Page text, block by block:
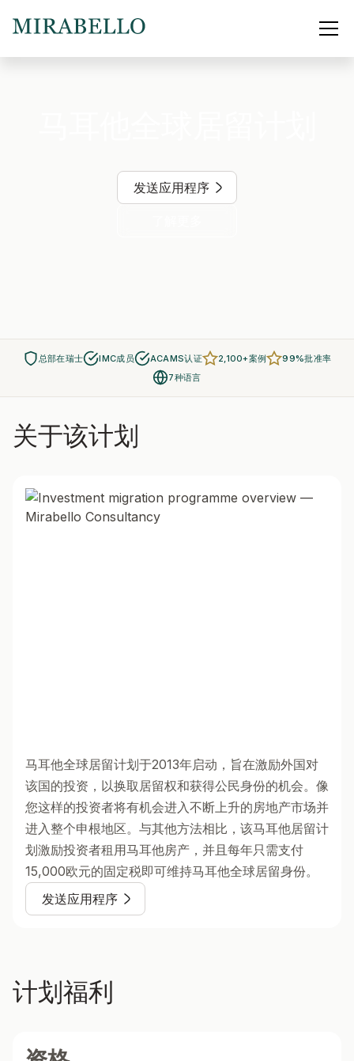
发送应用程序
总部在瑞士 IMC成员 ACAMS认证 2,100+案例
99%批准率
7种语言
关于该计划
马耳他全球居留计划于2013年启动，旨在激励外国对
该国的投资，以换取居留权和获得公民身份的机会。像
您这样的投资者将有机会进入不断上升的房地产市场并
进入整个申根地区。与其他方法相比，该马耳他居留计
划激励投资者租用马耳他房产，并且每年只需支付
15,000欧元的固定税即可维持马耳他全球居留身份。
发送应用程序
计划福利